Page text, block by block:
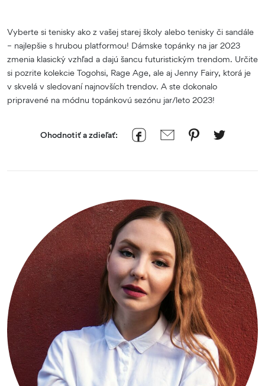
Vyberte si tenisky ako z vašej starej školy alebo tenisky či sandále
– najlepšie s hrubou platformou! Dámske topánky na jar 2023
zmenia klasický vzhľad a dajú šancu futuristickým trendom. Určite
si pozrite kolekcie Togohsi, Rage Age, ale aj Jenny Fairy, ktorá je
v skvelá v sledovaní najnovších trendov. A ste dokonalo
pripravené na módnu topánkovú sezónu jar/leto 2023!
Ohodnotiť a zdieľať: